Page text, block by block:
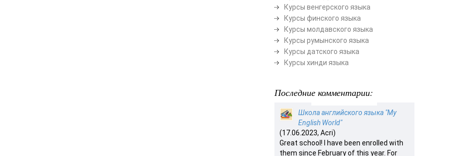
Курсы венгерского языка
Курсы финского языка
Курсы молдавского языка
Курсы румынского языка
Курсы датского языка
Курсы хинди языка
Последние комментарии:
Школа английского языка "My
English World"
(17.06.2023, Acri)
Great school! I have been enrolled with
them since February of this year. For